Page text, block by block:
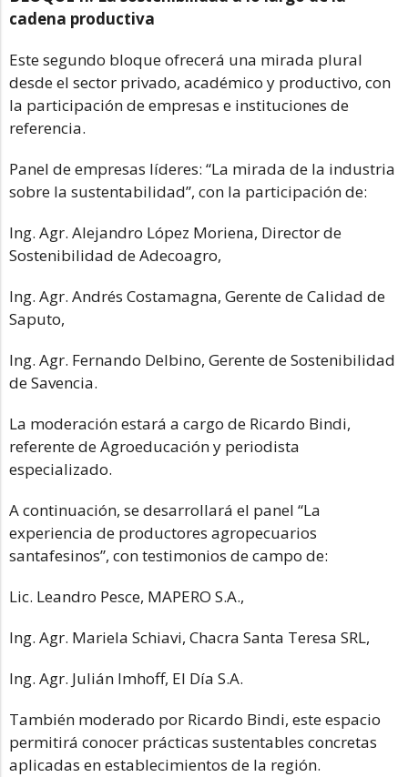
cadena productiva
Este segundo bloque ofrecerá una mirada plural
desde el sector privado, académico y productivo, con
la participación de empresas e instituciones de
referencia.
Panel de empresas líderes: “La mirada de la industria
sobre la sustentabilidad”, con la participación de:
Ing. Agr. Alejandro López Moriena, Director de
Sostenibilidad de Adecoagro,
Ing. Agr. Andrés Costamagna, Gerente de Calidad de
Saputo,
Ing. Agr. Fernando Delbino, Gerente de Sostenibilidad
de Savencia.
La moderación estará a cargo de Ricardo Bindi,
referente de Agroeducación y periodista
especializado.
A continuación, se desarrollará el panel “La
experiencia de productores agropecuarios
santafesinos”, con testimonios de campo de:
Lic. Leandro Pesce, MAPERO S.A.,
Ing. Agr. Mariela Schiavi, Chacra Santa Teresa SRL,
Ing. Agr. Julián Imhoff, El Día S.A.
También moderado por Ricardo Bindi, este espacio
permitirá conocer prácticas sustentables concretas
aplicadas en establecimientos de la región.